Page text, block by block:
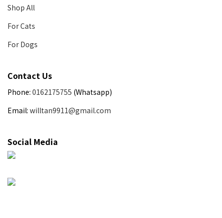
Shop All
For Cats
For Dogs
Contact Us
Phone: 0162175755 (Whatsapp)
Email: willtan9911@gmail.com
Social Media